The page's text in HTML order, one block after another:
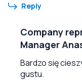
Reply
Company
Manager
Bardzo się
gustu.